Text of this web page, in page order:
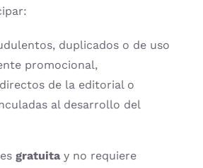
duplicados o de uso
promocional,
de la editorial o
al desarrollo del
gratuita y no requiere